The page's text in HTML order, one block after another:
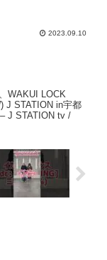
2023.09.10
WAKUI LOCK
J STATION in宇都
J STATION tv /